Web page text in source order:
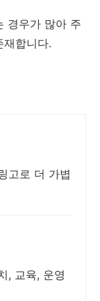
경우가 많아 주
합니다.
고로 더 가볍
, 교육, 운영